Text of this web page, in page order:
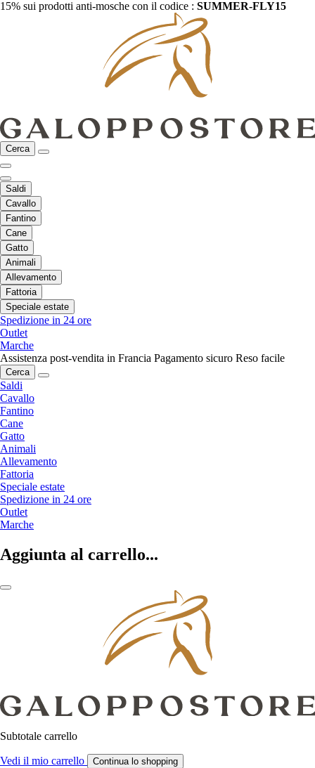
15% sui prodotti anti-mosche con il codice : SUMMER-FLY15
Cerca
Saldi
Cavallo
Fantino
Cane
Gatto
Animali
Allevamento
Fattoria
Speciale estate
Spedizione in 24 ore
Outlet
Marche
Assistenza post-vendita in Francia Pagamento sicuro Reso facile
Cerca
Saldi
Cavallo
Fantino
Cane
Gatto
Animali
Allevamento
Fattoria
Speciale estate
Spedizione in 24 ore
Outlet
Marche
Aggiunta al carrello...
Subtotale carrello
Vedi il mio carrello Continua lo shopping